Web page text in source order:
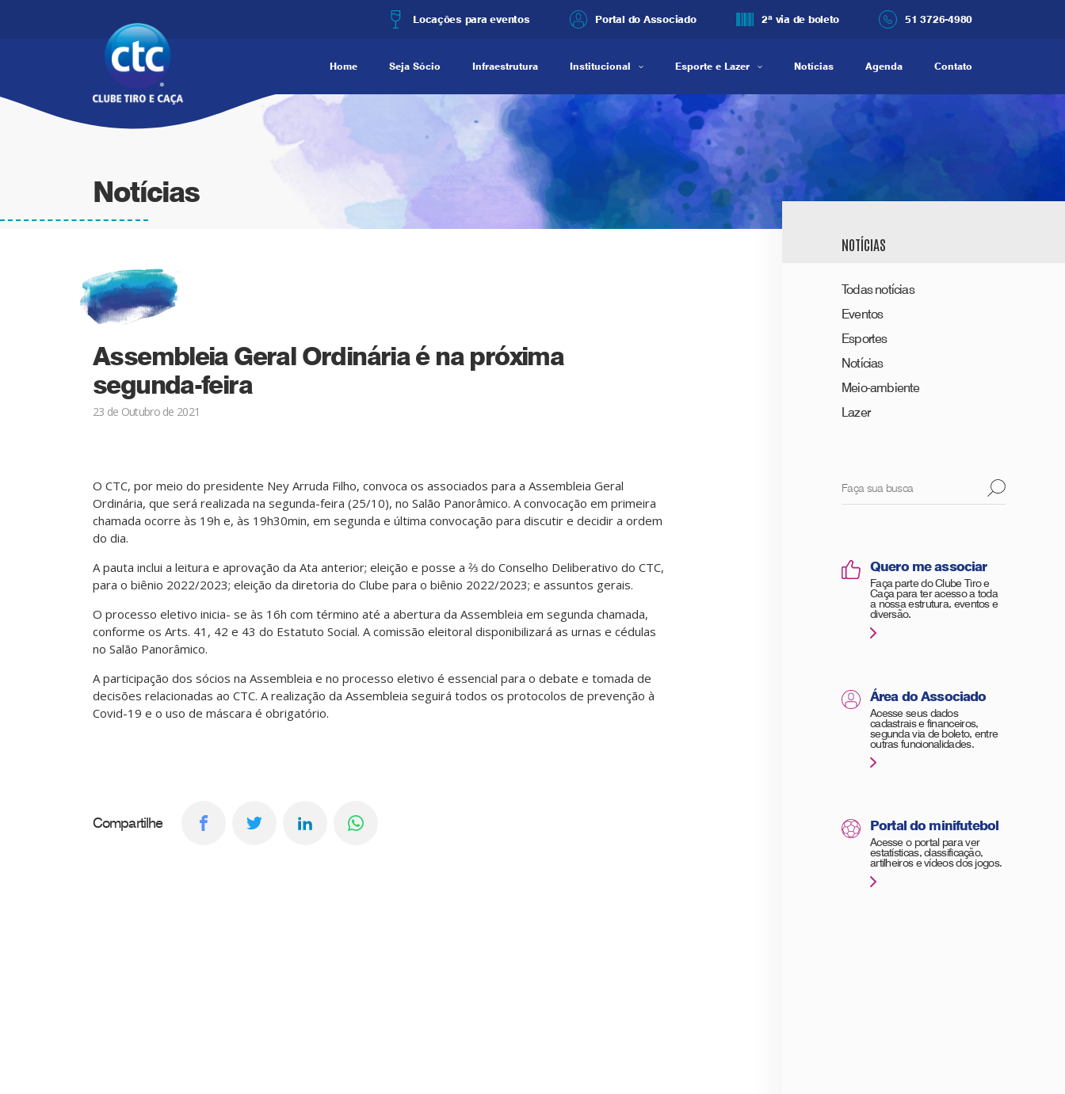
Locações para eventos Portal do Associado 2ª via de boleto 51 3726-4980
Home Seja Sócio Infraestrutura Institucional Esporte e Lazer Notícias Agenda Contato
Notícias
Assembleia Geral Ordinária é na próxima
segunda-feira
23 de Outubro de 2021
O CTC, por meio do presidente Ney Arruda Filho, convoca os associados para a Assembleia Geral
Ordinária, que será realizada na segunda-feira (25/10), no Salão Panorâmico. A convocação em primeira
chamada ocorre às 19h e, às 19h30min, em segunda e última convocação para discutir e decidir a ordem
do dia.
A pauta inclui a leitura e aprovação da Ata anterior; eleição e posse a 2⁄3 do Conselho Deliberativo do CTC,
para o biênio 2022/2023; eleição da diretoria do Clube para o biênio 2022/2023; e assuntos gerais.
O processo eletivo inicia- se às 16h com término até a abertura da Assembleia em segunda chamada,
conforme os Arts. 41, 42 e 43 do Estatuto Social. A comissão eleitoral disponibilizará as urnas e cédulas
no Salão Panorâmico.
A participação dos sócios na Assembleia e no processo eletivo é essencial para o debate e tomada de
decisões relacionadas ao CTC. A realização da Assembleia seguirá todos os protocolos de prevenção à
Covid-19 e o uso de máscara é obrigatório.
Compartilhe
NOTÍCIAS
Todas notícias
Eventos
Esportes
Notícias
Meio-ambiente
Lazer
Quero me associar
Faça parte do Clube Tiro e
Caça para ter acesso a toda
a nossa estrutura, eventos e
diversão.
Área do Associado
Acesse seus dados
cadastrais e financeiros,
segunda via de boleto, entre
outras funcionalidades.
Portal do minifutebol
Acesse o portal para ver
estatísticas, classificação,
artilheiros e vídeos dos jogos.